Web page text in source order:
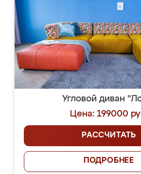
Угловой диван
Цена: 199000
РАССЧИТАТЬ
ПОДРОБНЕЕ